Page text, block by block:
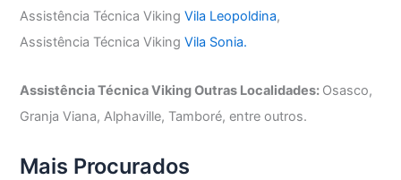
Assistência Técnica VikingVila Leopoldina,
Assistência Técnica VikingVila Sonia.
Assistência Técnica Viking Outras Localidades: Osasco,
Granja Viana, Alphaville, Tamboré, entre outros.
Mais Procurados